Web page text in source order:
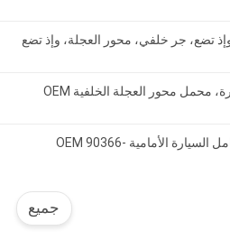
تضع، ​​جر خلفي، محور العجلة، وإذ تضع
محمل محور عجلة هوندا للسيارة، محمل محور العجلة الخلفية OEM
تويوتا قطع غيار السيارات ، محامل السيارة الأمامية OEM 90366-
جميع